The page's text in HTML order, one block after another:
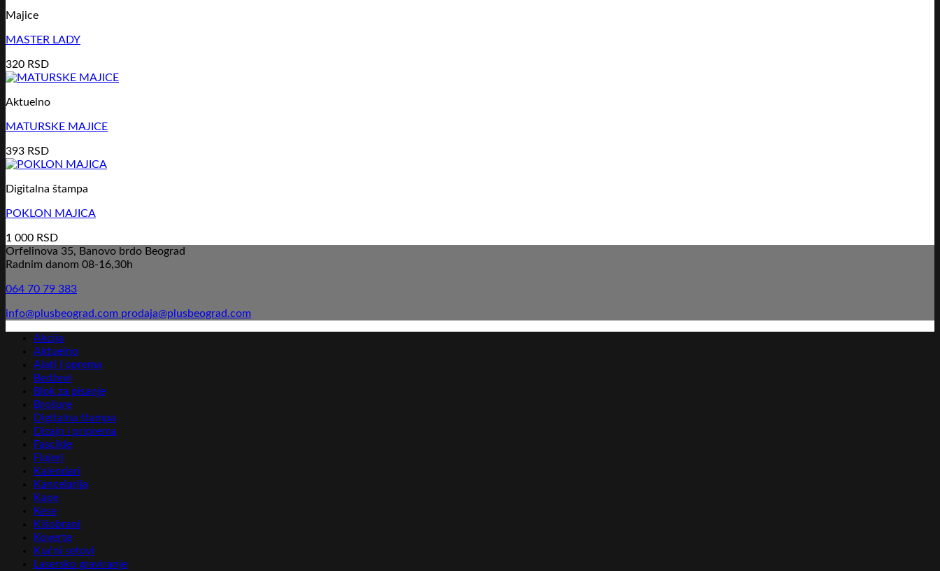
Majice
MASTER LADY
320 RSD
Aktuelno
MATURSKE MAJICE
393 RSD
Digitalna štampa
POKLON MAJICA
1 000 RSD
Orfelinova 35, Banovo brdo Beograd
Radnim danom 08-16,30h
064 70 79 383
info@plusbeograd.com prodaja@plusbeograd.com
Akcija
Aktuelno
Alati i oprema
Bedževi
Blok za pisanje
Brošure
Digitalna štampa
Dizajn i priprema
Fascikle
Flajeri
Kalendari
Kancelarija
Kape
Kese
Kišobrani
Koverte
Kućni setovi
Lasersko graviranje